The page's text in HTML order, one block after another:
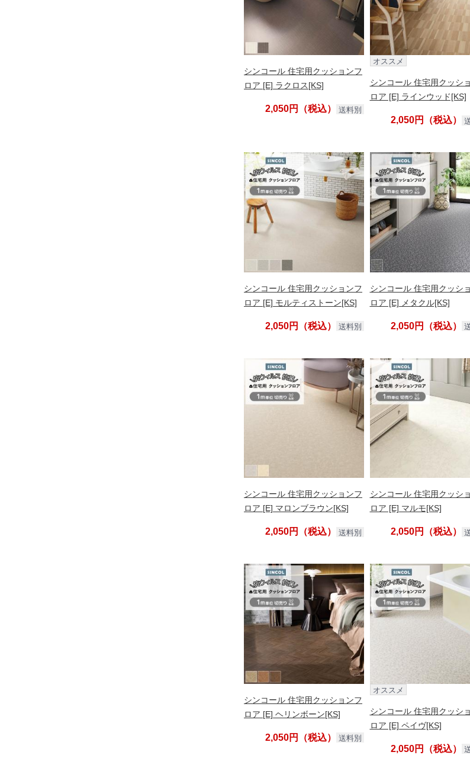
シンコール 住宅用クッションフ
ロア [E] ラクロス[KS]
2,050円（税込） 送料別
オススメ
シンコール 住宅用クッシ
ロア [E] ラインウッド[KS]
2,050円（税込）
シンコール 住宅用クッションフ
ロア [E] モルティストーン[KS]
2,050円（税込） 送料別
シンコール 住宅用クッシ
ロア [E] メタクル[KS]
2,050円（税込）
シンコール 住宅用クッションフ
ロア [E] マロンブラウン[KS]
2,050円（税込） 送料別
シンコール 住宅用クッシ
ロア [E] マルモ[KS]
2,050円（税込）
シンコール 住宅用クッションフ
ロア [E] ヘリンボーン[KS]
2,050円（税込） 送料別
オススメ
シンコール 住宅用クッシ
ロア [E] ペイヴ[KS]
2,050円（税込）